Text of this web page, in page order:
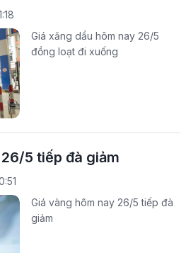
Giá xăng dầu hôm nay 26/5
đồng loạt đi xuống
5 tiếp đà giảm
Giá vàng hôm nay 26/5 tiếp đà
giảm